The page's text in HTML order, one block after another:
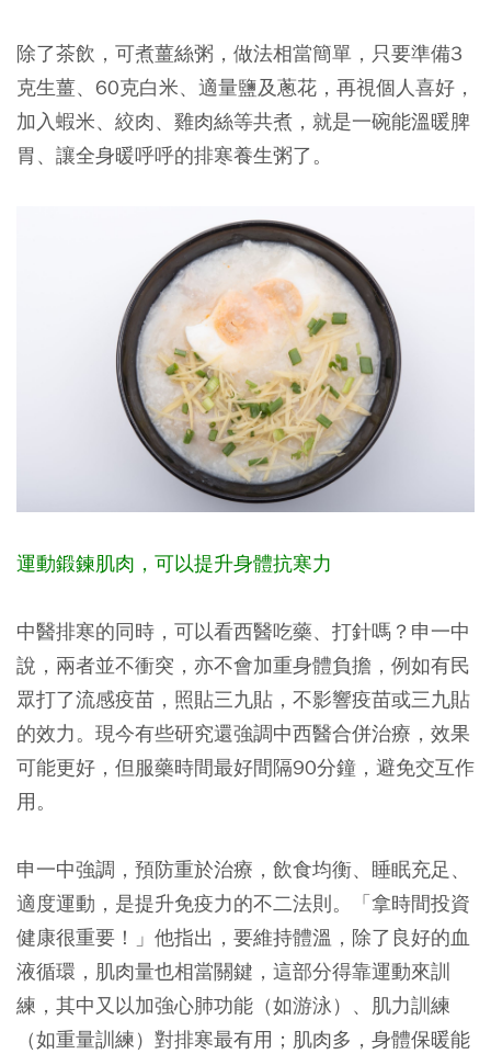
除了茶飲，可煮薑絲粥，做法相當簡單，只要準備3
克生薑、60克白米、適量鹽及蔥花，再視個人喜好，
加入蝦米、絞肉、雞肉絲等共煮，就是一碗能溫暖脾
胃、讓全身暖呼呼的排寒養生粥了。
運動鍛鍊肌肉，可以提升身體抗寒力
中醫排寒的同時，可以看西醫吃藥、打針嗎？申一中
說，兩者並不衝突，亦不會加重身體負擔，例如有民
眾打了流感疫苗，照貼三九貼，不影響疫苗或三九貼
的效力。現今有些研究還強調中西醫合併治療，效果
可能更好，但服藥時間最好間隔90分鐘，避免交互作
用。
申一中強調，預防重於治療，飲食均衡、睡眠充足、
適度運動，是提升免疫力的不二法則。「拿時間投資
健康很重要！」他指出，要維持體溫，除了良好的血
液循環，肌肉量也相當關鍵，這部分得靠運動來訓
練，其中又以加強心肺功能（如游泳）、肌力訓練
（如重量訓練）對排寒最有用；肌肉多，身體保暖能